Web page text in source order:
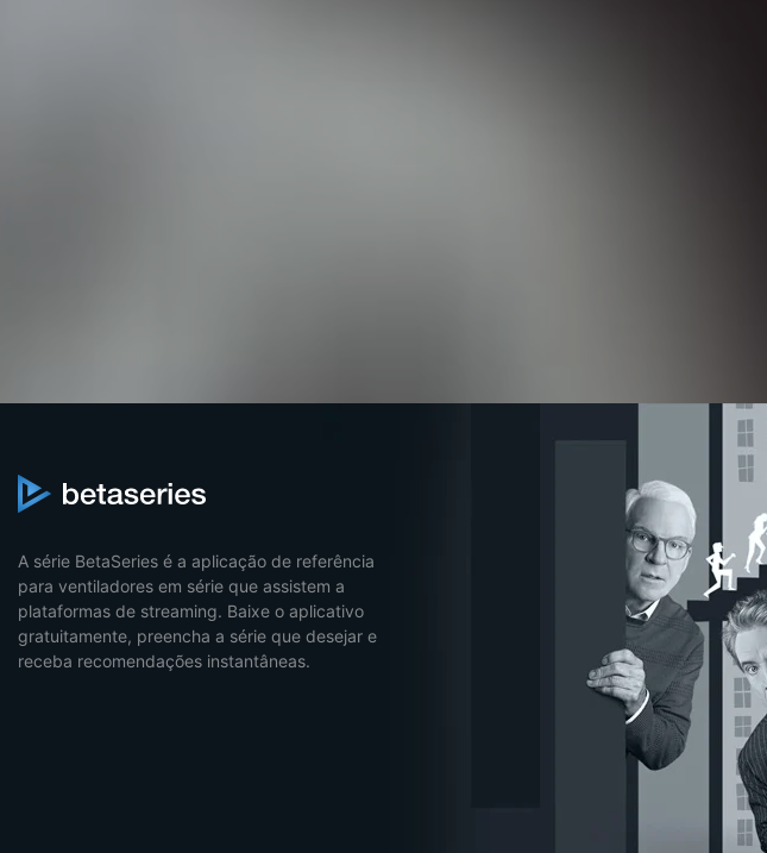
A série BetaSeries é a aplicação de referência
para ventiladores em série que assistem a
plataformas de streaming. Baixe o aplicativo
gratuitamente, preencha a série que desejar e
receba recomendações instantâneas.